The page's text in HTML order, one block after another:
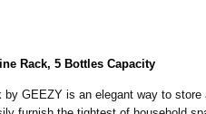
Rack, 5 Bottles Capacity
GEEZY is an elegant way to